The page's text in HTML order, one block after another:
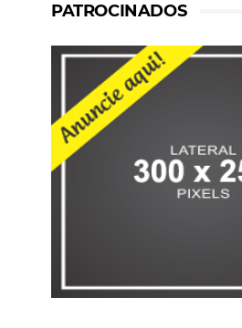
PATROCINADOS